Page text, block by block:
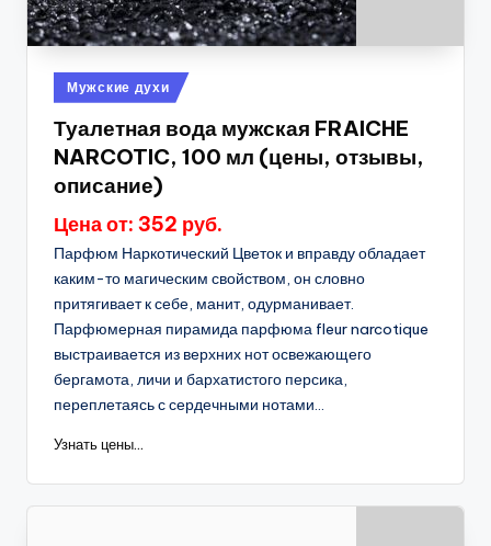
Опубликовано
в
Мужские духи
Туалетная вода мужская FRAICHE
NARCOTIC, 100 мл (цены, отзывы,
описание)
Цена от: 352 руб.
Парфюм Наркотический Цветок и вправду обладает
каким-то магическим свойством, он словно
притягивает к себе, манит, одурманивает.
Парфюмерная пирамида парфюма fleur narcotique
выстраивается из верхних нот освежающего
бергамота, личи и бархатистого персика,
переплетаясь с сердечными нотами...
Узнать цены...